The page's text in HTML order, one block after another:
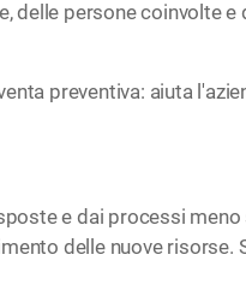
delle persone coinvolte e
preventiva: aiuta
e dai processi
delle nuove risorse.